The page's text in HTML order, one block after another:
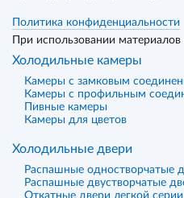
Политика конфиденциальности
При использовании
Холодильные камеры
Камеры с замковым
Камеры с профильным
Пивные камеры
Камеры для цветов
Холодильные двери
Распашные одностворчатые
Распашные двустворчатые
Откатные двери легкой серии